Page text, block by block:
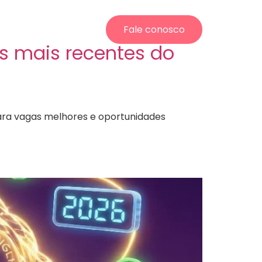
Fale conosco
mais recentes do
vagas melhores e oportunidades